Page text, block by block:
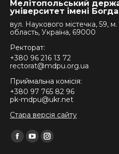
Мелітопольський
університет імені
вул. Наукового містечка, 59,
область, Україна, 69000
Ректорат:
+380 96 216 13 72
rectorat@mdpu.org.ua
Приймальна комісія:
+380 97 765 82 96
pk-mdpu@ukr.net
Стара версія сайту
Find us on:
Facebook
YouTubeInstagram